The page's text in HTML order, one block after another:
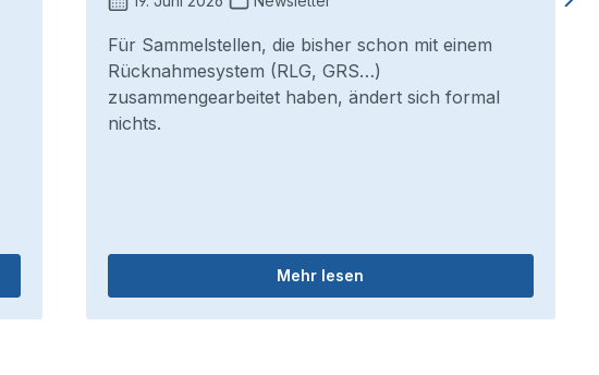
Für Sammelstellen, die bisher schon mit einem
Rücknahmesystem (RLG, GRS…)
zusammengearbeitet haben, ändert sich formal
nichts.
Mehr lesen